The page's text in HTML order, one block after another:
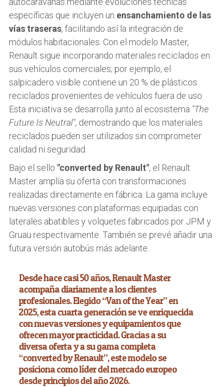
específicas que incluyen un ensanchamiento de las
vías traseras, facilitando así la integración de
módulos habitacionales. Con el modelo Master,
Renault sigue incorporando materiales reciclados en
sus vehículos comerciales; por ejemplo, el
salpicadero visible contiene un 20 % de plásticos
reciclados provenientes de vehículos fuera de uso.
Esta iniciativa se desarrolla junto al ecosistema "The
Future Is Neutral", demostrando que los materiales
reciclados pueden ser utilizados sin comprometer
calidad ni seguridad.
Bajo el sello "converted by Renault", el Renault
Master amplía su oferta con transformaciones
realizadas directamente en fábrica. La gama incluye
nuevas versiones con plataformas equipadas con
laterales abatibles y volquetes fabricados por JPM y
Gruau respectivamente. También se prevé añadir una
futura versión autobús más adelante.
Desde hace casi 50 años, Renault Master
acompaña diariamente a los clientes
profesionales. Elegido “Van of the Year” en
2025, esta cuarta generación se ve enriquecida
con nuevas versiones y equipamientos que
ofrecen mayor practicidad. Gracias a su
diversa oferta y a su gama completa
“converted by Renault”, este modelo se
posiciona como líder del mercado europeo
desde principios del año 2026.